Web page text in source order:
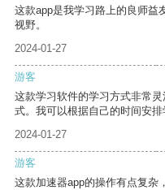
这款app是我学习路上的良师益
视野。
2024-01-27
游客
这款学习软件的学习方式非常
式。我可以根据自己的时间安排
2024-01-27
游客
这款加速器app的操作有点复杂